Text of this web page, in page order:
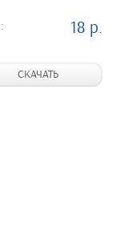
18 р.
СКАЧАТЬ